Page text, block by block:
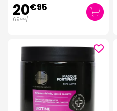
20€95
69€83/l.